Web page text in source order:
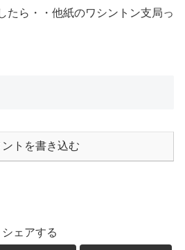
たら・・他紙のワシントン支局っ
ントを書き込む
シェアする